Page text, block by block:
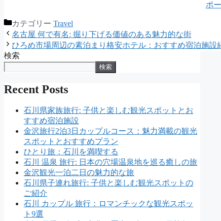
ポ
カテゴリー Travel
名古屋 何で有名: 掘り下げる価値のある魅力的な街
ひろめ市場周辺の素泊まり格安ホテル：おすすめ宿泊施設
検索
検索
Recent Posts
石川県家族旅行: 子供と楽しむ観光スポットとお
すすめ宿泊施設
金沢旅行2泊3日カップルコース：魅力満載の観光
スポットとおすすめプラン
ひとり旅：石川を満喫する
石川 温泉 旅行: 日本の穴場温泉地を巡る癒しの旅
金沢観光一泊二日の魅力的な旅
石川県子連れ旅行: 子供と楽しむ観光スポットの
ご紹介
石川 カップル 旅行：ロマンチックな観光スポッ
ト9選